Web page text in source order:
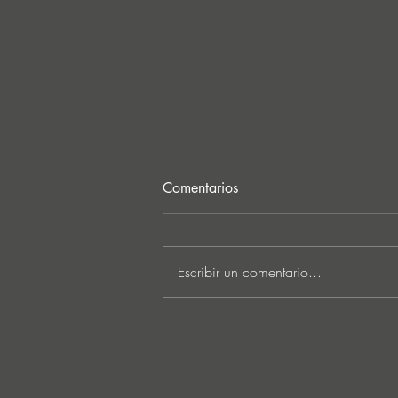
Comentarios
Escribir un comentario...